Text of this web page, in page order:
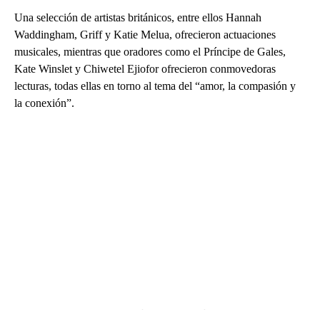
Una selección de artistas británicos, entre ellos Hannah
Waddingham, Griff y Katie Melua, ofrecieron actuaciones
musicales, mientras que oradores como el Príncipe de Gales,
Kate Winslet y Chiwetel Ejiofor ofrecieron conmovedoras
lecturas, todas ellas en torno al tema del “amor, la compasión y
la conexión”.